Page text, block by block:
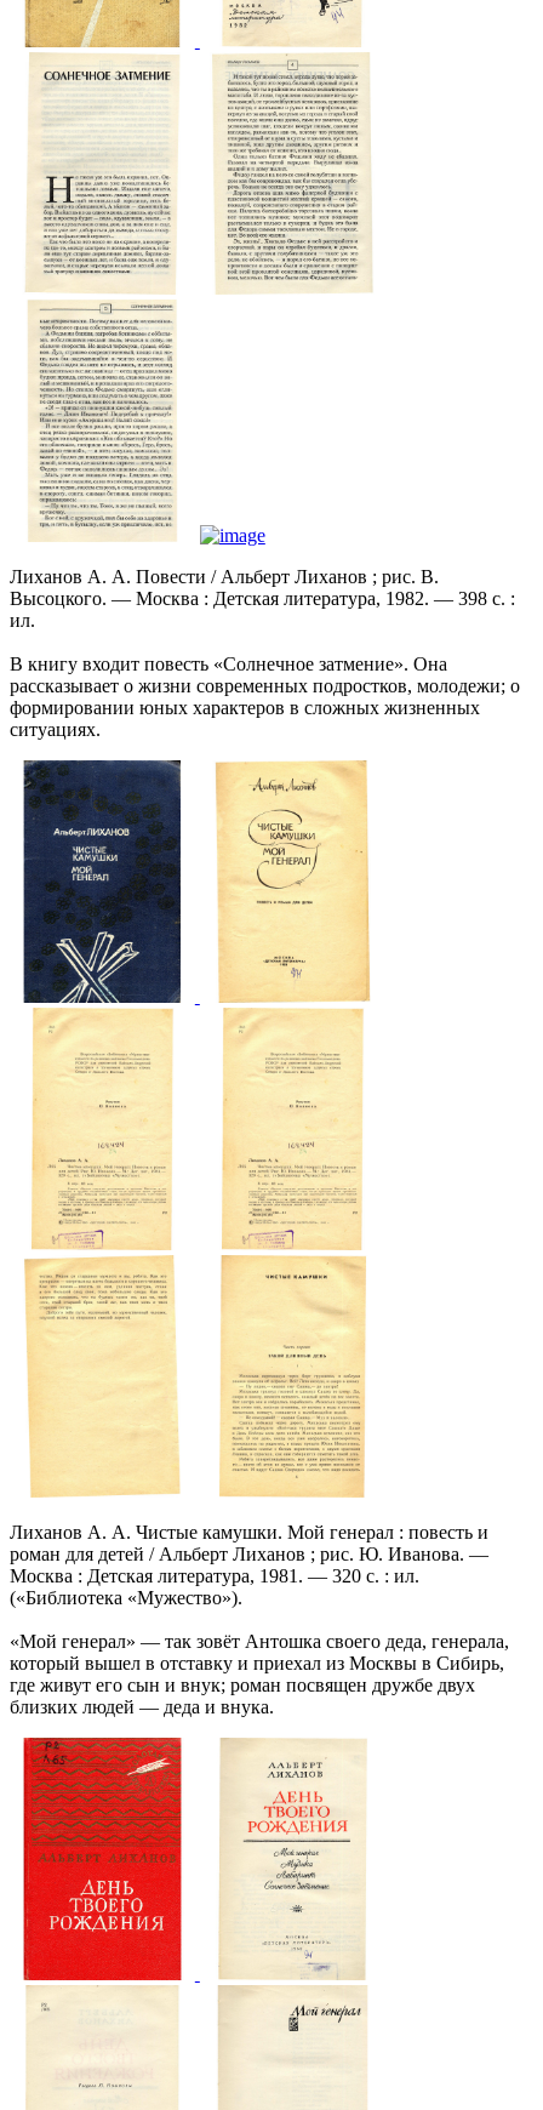
Лиханов А. А. Повести / Альберт Лиханов ; рис. В.
Высоцкого. — Москва : Детская литература, 1982. — 398 с. :
ил.
В книгу входит повесть «Солнечное затмение». Она
рассказывает о жизни современных подростков, молодежи; о
формировании юных характеров в сложных жизненных
ситуациях.
Лиханов А. А. Чистые камушки. Мой генерал : повесть и
роман для детей / Альберт Лиханов ; рис. Ю. Иванова. —
Москва : Детская литература, 1981. — 320 с. : ил.
(«Библиотека «Мужество»).
«Мой генерал» — так зовёт Антошка своего деда, генерала,
который вышел в отставку и приехал из Москвы в Сибирь,
где живут его сын и внук; роман посвящен дружбе двух
близких людей — деда и внука.